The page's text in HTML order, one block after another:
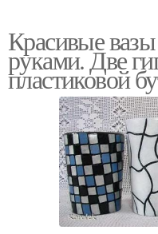
Красивые
руками. Две
пластиковой